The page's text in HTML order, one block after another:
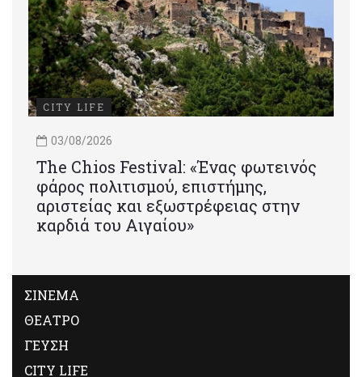
CITY LIFE
03/08/2026
Τhe Chios Festival: «Ένας φωτεινός
φάρος πολιτισμού, επιστήμης,
αριστείας και εξωστρέφειας στην
καρδιά του Αιγαίου»
ΣΙΝΕΜΑ
ΘΕΑΤΡΟ
ΓΕΥΣΗ
CITY LIFE